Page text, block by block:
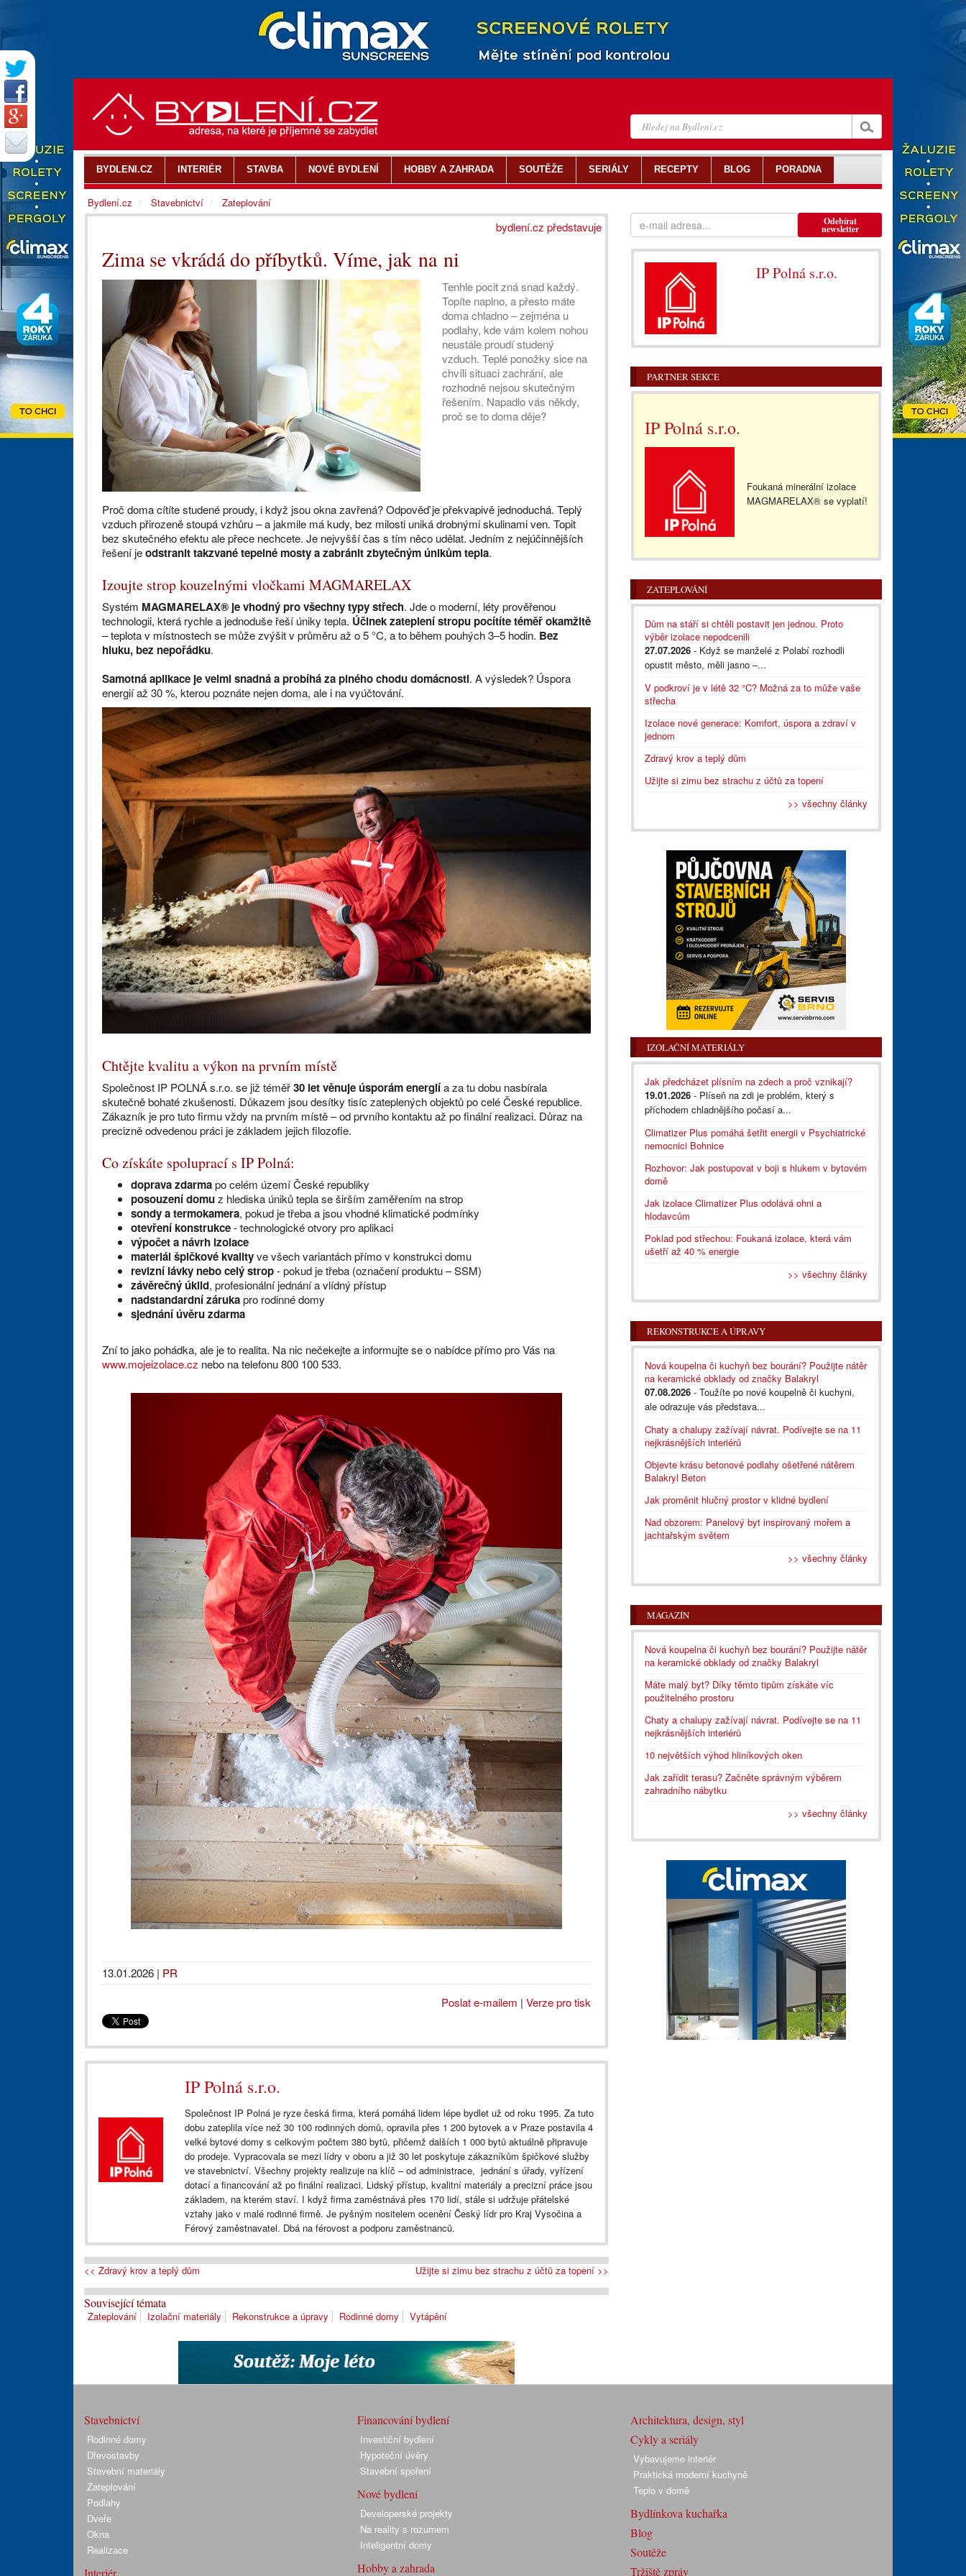
bydlení.cz představuje
Zima se vkrádá do příbytků. Víme, jak na ni
Tenhle pocit zná snad každý.
Topíte naplno, a přesto máte
doma chladno – zejména u
podlahy, kde vám kolem nohou
neustále proudí studený
vzduch. Teplé ponožky sice na
chvíli situaci zachrání, ale
rozhodně nejsou skutečným
řešením. Napadlo vás někdy,
proč se to doma děje?
Proč doma cítíte studené proudy, i když jsou okna zavřená? Odpověď je překvapivě jednoduchá. Teplý
vzduch přirozeně stoupá vzhůru – a jakmile má kudy, bez milosti uniká drobnými skulinami ven. Topit
bez skutečného efektu ale přece nechcete. Je nejvyšší čas s tím něco udělat. Jedním z nejúčinnějších
řešení jeodstranit takzvané tepelné mosty a zabránit zbytečným únikům tepla.
Izoujte strop kouzelnými vločkami MAGMARELAX
Systém MAGMARELAX® je vhodný pro všechny typy střech. Jde o moderní, léty prověřenou
technologii, která rychle a jednoduše řeší úniky tepla. Účinek zateplení stropu pocítíte téměř okamžitě
– teplota v místnostech se může zvýšit v průměru až o 5 °C, a to během pouhých 3–5 hodin. Bez
hluku, bez nepořádku.
Samotná aplikace je velmi snadná a probíhá za plného chodu domácnosti. A výsledek? Úspora
energií až 30 %, kterou poznáte nejen doma, ale i na vyúčtování.
Chtějte kvalitu a výkon na prvním místě
Společnost IP POLNÁ s.r.o. se již téměř30 let věnuje úsporám energiía za tu dobu nasbírala
skutečně bohaté zkušenosti. Důkazem jsou desítky tisíc zateplených objektů po celé České republice.
Zákazník je pro tuto firmu vždy na prvním místě – od prvního kontaktu až po finální realizaci. Důraz na
precizně odvedenou práci je základem jejich filozofie.
Co získáte spoluprací s IP Polná:
doprava zdarmapo celém území České republiky
posouzení domuz hlediska úniků tepla se širším zaměřením na strop
sondy a termokamera, pokud je třeba a jsou vhodné klimatické podmínky
otevření konstrukce- technologické otvory pro aplikaci
výpočet a návrh izolace
materiál špičkové kvalityve všech variantách přímo v konstrukci domu
revizní lávky nebo celý strop- pokud je třeba (označení produktu – SSM)
závěrečný úklid, profesionální jednání a vlídný přístup
nadstandardní zárukapro rodinné domy
sjednání úvěru zdarma
Zní to jako pohádka, ale je to realita. Na nic nečekejte a informujte se o nabídce přímo pro Vás na
www.mojeizolace.cz nebo na telefonu 800 100 533.
13.01.2026 | PR
Poslat e-mailem | Verze pro tisk
IP Polná s.r.o.
Společnost IP Polná je ryze česká firma, která pomáhá lidem lépe bydlet už od roku 1995. Za tuto
dobu zateplila více než 30 100 rodinných domů, opravila přes 1 200 bytovek a v Praze postavila 4
velké bytové domy s celkovým počtem 380 bytů, přičemž dalších 1 000 bytů aktuálně připravuje
do prodeje. Vypracovala se mezi lídry v oboru a již 30 let poskytuje zákazníkům špičkové služby
ve stavebnictví. Všechny projekty realizuje na klíč – od administrace, jednání s úřady, vyřízení
dotací a financování až po finální realizaci. Lidský přístup, kvalitní materiály a precizní práce jsou
základem, na kterém staví. I když firma zaměstnává přes 170 lidí, stále si udržuje přátelské
vztahy jako v malé rodinné firmě. Je pyšným nositelem ocenění Český lídr pro Kraj Vysočina a
Férový zaměstnavatel. Dbá na férovost a podporu zaměstnanců.
<< Zdravý krov a teplý dům Užijte si zimu bez strachu z účtů za topení >>
Související témata
Zateplování Izolační materiály Rekonstrukce a úpravy Rodinné domy Vytápění
Odebírat
newsletter
IP Polná s.r.o.
PARTNER SEKCE
IP Polná s.r.o.
Foukaná minerální izolace
MAGMARELAX® se vyplatí!
ZATEPLOVÁNÍ
Dům na stáří si chtěli postavit jen jednou. Proto
výběr izolace nepodcenili
27.07.2026 - Když se manželé z Polabí rozhodli
opustit město, měli jasno –...
V podkroví je v létě 32 °C? Možná za to může vaše
střecha
Izolace nové generace: Komfort, úspora a zdraví v
jednom
Zdravý krov a teplý dům
Užijte si zimu bez strachu z účtů za topení
>> všechny články
IZOLAČNÍ MATERIÁLY
Jak předcházet plísním na zdech a proč vznikají?
19.01.2026 - Plíseň na zdi je problém, který s
příchodem chladnějšího počasí a...
Climatizer Plus pomáhá šetřit energii v Psychiatrické
nemocnici Bohnice
Rozhovor: Jak postupovat v boji s hlukem v bytovém
domě
Jak izolace Climatizer Plus odolává ohni a
hlodavcům
Poklad pod střechou: Foukaná izolace, která vám
ušetří až 40 % energie
>> všechny články
REKONSTRUKCE A ÚPRAVY
Nová koupelna či kuchyň bez bourání? Použijte nátěr
na keramické obklady od značky Balakryl
07.08.2026 - Toužíte po nové koupelně či kuchyni,
ale odrazuje vás představa...
Chaty a chalupy zažívají návrat. Podívejte se na 11
nejkrásnějších interiérů
Objevte krásu betonové podlahy ošetřené nátěrem
Balakryl Beton
Jak proměnit hlučný prostor v klidné bydlení
Nad obzorem: Panelový byt inspirovaný mořem a
jachtařským světem
>> všechny články
MAGAZÍN
Nová koupelna či kuchyň bez bourání? Použijte nátěr
na keramické obklady od značky Balakryl
Máte malý byt? Díky těmto tipům získáte víc
použitelného prostoru
Chaty a chalupy zažívají návrat. Podívejte se na 11
nejkrásnějších interiérů
10 největších výhod hliníkových oken
Jak zařídit terasu? Začněte správným výběrem
zahradního nábytku
>> všechny články
BYDLENI.CZ INTERIÉR STAVBA NOVÉ BYDLENÍ HOBBY A ZAHRADA SOUTĚŽE SERIÁLY RECEPTY BLOG PORADNA
Bydlení.cz Stavebnictví Zateplování
Stavebnictví
Rodinné domy
Dřevostavby
Stavební materiály
Zateplování
Podlahy
Dveře
Okna
Realizace
Interiér
Financování bydlení
Investiční bydlení
Hypoteční úvěry
Stavební spoření
Nové bydlení
Developerské projekty
Na reality s rozumem
Inteligentní domy
Hobby a zahrada
Architektura, design, styl
Cykly a seriály
Vybavujeme interiér
Praktická moderní kuchyně
Teplo v domě
Bydlínkova kuchařka
Blog
Soutěže
Tržiště zpráv